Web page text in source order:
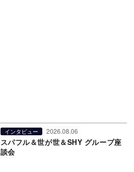
インタビュー 2026.08.06
スパフル＆世が世＆SHY グループ座
談会